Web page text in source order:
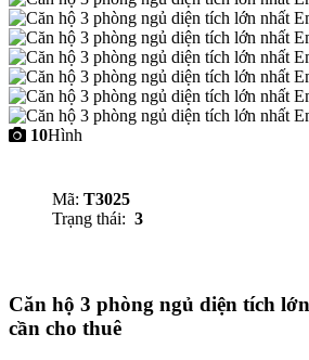
10Hình
Mã: T3025
Trạng thái: 3
Căn hộ 3 phòng ngủ diện tích
cần cho thuê